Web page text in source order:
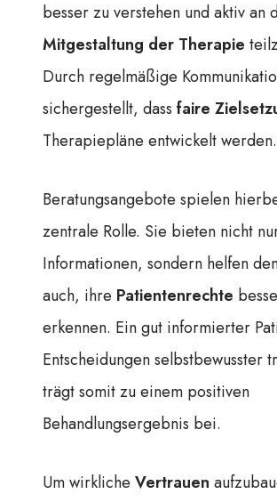
besser zu verstehen und aktiv an
Mitgestaltung der Therapie
Durch regelmäßige
sichergestellt, dass faire
Therapiepläne entwickelt werden.
Beratungsangebote spielen
zentrale Rolle. Sie bieten nicht
Informationen, sondern helfen
auch, ihre Patientenrechte
erkennen. Ein gut informierter
Entscheidungen selbstbewusster
trägt somit zu einem positiven
Behandlungsergebnis bei.
Um wirkliche Vertrauen